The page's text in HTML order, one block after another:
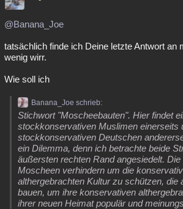
@Banana_Joe
tatsächlich finde ich Deine letzte Antwort an
wenig wirr.
Wie soll ich
Banana_Joe schrieb:
Stichwort "Moscheebauten". Hier findet
stockkonservativen Muslimen einerseits
stockkonservativen Deutschen
ein Dilemma, denn ich betrachte beide
äußersten rechten Rand angesiedelt. Die
Moscheen verhindern um die
althergebrachten Kultur zu schützen, die
bauen, um ihre konservativen
ihrer neuen Heimat populär und